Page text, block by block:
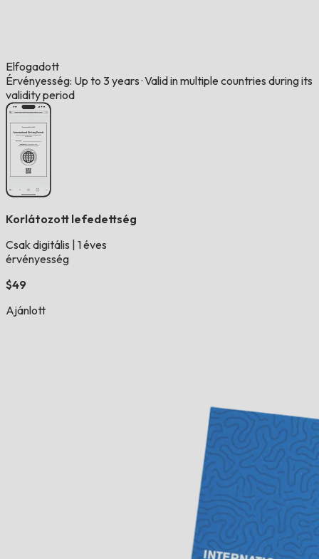
Elfogadott
Érvényesség: Up to 3 years ·Valid in multiple countries during its
validity period
Korlátozott lefedettség
Csak digitális 1 éves
érvényesség
$49
Ajánlott